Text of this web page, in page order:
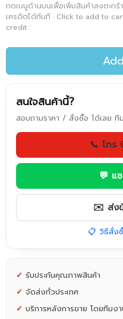
กดเมนูด้านบนเพื่อเพิ่มสินค้าลงตะก
เครดิตได้ทันที · Click to add to
credit
สนใจสินค้านี้?
สอบถามราคา / สั่งซื้อ ได้เลย
📞 โทร
💬 แ
✉️ ส่งข้
📋 วิธีสั่ง
✓ รับประกันคุณภาพสินค้า
✓ จัดส่งทั่วประเทศ
✓ บริการหลังการขาย โดยทีมง